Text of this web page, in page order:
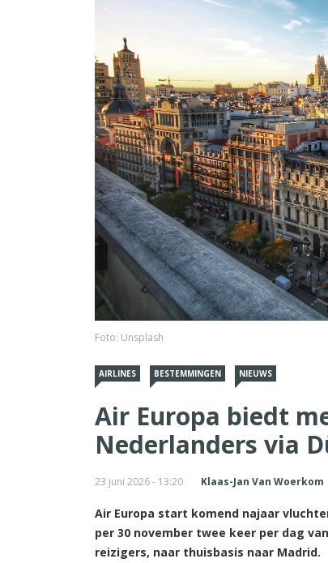
Foto: Unsplash
AIRLINES BESTEMMINGEN NIEUWS
Air Europa biedt
Nederlanders via
23 juni 2026 - 13:20 Klaas-Jan Van Woerkom
Air Europa start komend najaar
per 30 november twee keer per dag
reizigers, naar thuisbasis naar Madrid.